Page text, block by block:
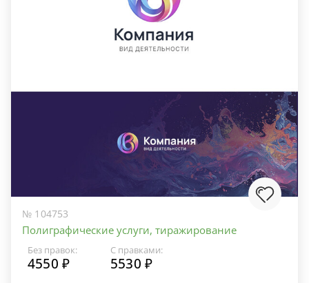
№ 104753
Полиграфические услуги, тиражирование
Без правок:
4550 ₽
С правками:
5530 ₽